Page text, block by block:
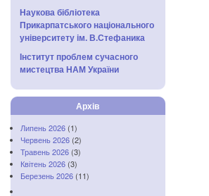
Наукова бібліотека
Прикарпатського національного
університету ім. В.Стефаника
Інститут проблем сучасного
мистецтва НАМ України
Архів
Липень 2026 (1)
Червень 2026 (2)
Травень 2026 (3)
Квітень 2026 (3)
Березень 2026 (11)